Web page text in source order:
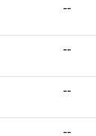
--
--
--
--